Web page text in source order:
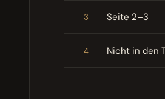
3 Seite 2–3
4 Nicht in den